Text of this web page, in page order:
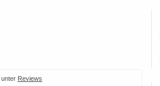
unter Reviews